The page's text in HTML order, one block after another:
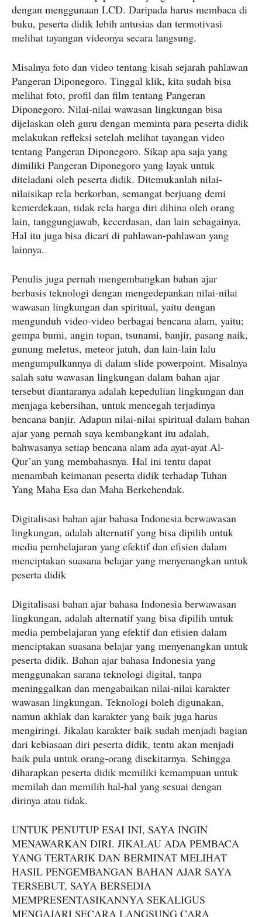
dengan menggunaan LCD. Daripada harus membaca di
buku, peserta didik lebih antusias dan termotivasi
melihat tayangan videonya secara langsung.
Misalnya foto dan video tentang kisah sejarah pahlawan
Pangeran Diponegoro. Tinggal klik, kita sudah bisa
melihat foto, profil dan film tentang Pangeran
Diponegoro. Nilai-nilai wawasan lingkungan bisa
dijelaskan oleh guru dengan meminta para peserta didik
melakukan refleksi setelah melihat tayangan video
tentang Pangeran Diponegoro. Sikap apa saja yang
dimiliki Pangeran Diponegoro yang layak untuk
diteladani oleh peserta didik. Ditemukanlah nilai-
nilaisikap rela berkorban, semangat berjuang demi
kemerdekaan, tidak rela harga diri dihina oleh orang
lain, tanggungjawab, kecerdasan, dan lain sebagainya.
Hal itu juga bisa dicari di pahlawan-pahlawan yang
lainnya.
Penulis juga pernah mengembangkan bahan ajar
berbasis teknologi dengan mengedepankan nilai-nilai
wawasan lingkungan dan spiritual, yaitu dengan
mengunduh video-video berbagai bencana alam, yaitu;
gempa bumi, angin topan, tsunami, banjir, pasang naik,
gunung meletus, meteor jatuh, dan lain-lain lalu
mengumpulkannya di dalam slide powerpoint. Misalnya
salah satu wawasan lingkungan dalam bahan ajar
tersebut diantaranya adalah kepedulian lingkungan dan
menjaga kebersihan, untuk mencegah terjadinya
bencana banjir. Adapun nilai-nilai spiritual dalam bahan
ajar yang pernah saya kembangkant itu adalah,
bahwasanya setiap bencana alam ada ayat-ayat Al-
Qur’an yang membahasnya. Hal ini tentu dapat
menambah keimanan peserta didik terhadap Tuhan
Yang Maha Esa dan Maha Berkehendak.
Digitalisasi bahan ajar bahasa Indonesia berwawasan
lingkungan, adalah alternatif yang bisa dipilih untuk
media pembelajaran yang efektif dan efisien dalam
menciptakan suasana belajar yang menyenangkan untuk
peserta didik
Digitalisasi bahan ajar bahasa Indonesia berwawasan
lingkungan, adalah alternatif yang bisa dipilih untuk
media pembelajaran yang efektif dan efisien dalam
menciptakan suasana belajar yang menyenangkan untuk
peserta didik. Bahan ajar bahasa Indonesia yang
menggunakan sarana teknologi digital, tanpa
meninggalkan dan mengabaikan nilai-nilai karakter
wawasan lingkungan. Teknologi boleh digunakan,
namun akhlak dan karakter yang baik juga harus
mengiringi. Jikalau karakter baik sudah menjadi bagian
dari kebiasaan diri peserta didik, tentu akan menjadi
baik pula untuk orang-orang disekitarnya. Sehingga
diharapkan peserta didik memiliki kemampuan untuk
memilah dan memilih hal-hal yang sesuai dengan
dirinya atau tidak.
UNTUK PENUTUP ESAI INI, SAYA INGIN
MENAWARKAN DIRI. JIKALAU ADA PEMBACA
YANG TERTARIK DAN BERMINAT MELIHAT
HASIL PENGEMBANGAN BAHAN AJAR SAYA
TERSEBUT, SAYA BERSEDIA
MEMPRESENTASIKANNYA SEKALIGUS
MENGAJARI SECARA LANGSUNG CARA